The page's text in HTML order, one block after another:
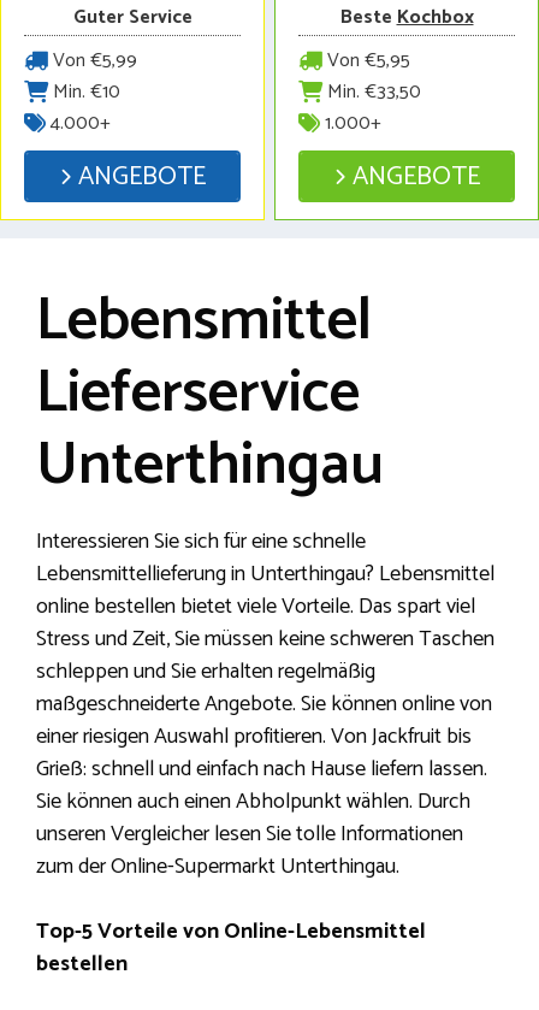
Guter Service
Von €5,99
Min. €10
4.000+
ANGEBOTE
BesteKochbox
Von €5,95
Min. €33,50
1.000+
ANGEBOTE
Lebensmittel
Lieferservice
Unterthingau
Interessieren Sie sich für eine schnelle
Lebensmittellieferung in Unterthingau? Lebensmittel
online bestellen bietet viele Vorteile. Das spart viel
Stress und Zeit, Sie müssen keine schweren Taschen
schleppen und Sie erhalten regelmäßig
maßgeschneiderte Angebote. Sie können online von
einer riesigen Auswahl profitieren. Von Jackfruit bis
Grieß: schnell und einfach nach Hause liefern lassen.
Sie können auch einen Abholpunkt wählen. Durch
unseren Vergleicher lesen Sie tolle Informationen
zum der Online-Supermarkt Unterthingau.
Top-5 Vorteile von Online-Lebensmittel
bestellen